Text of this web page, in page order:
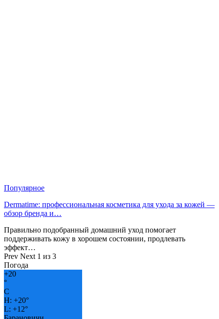
Популярное
Dermatime: профессиональная косметика для ухода за кожей —
обзор бренда и…
Правильно подобранный домашний уход помогает
поддерживать кожу в хорошем состоянии, продлевать
эффект…
Prev Next 1 из 3
Погода
+20
°
C
H: +20°
L: +12°